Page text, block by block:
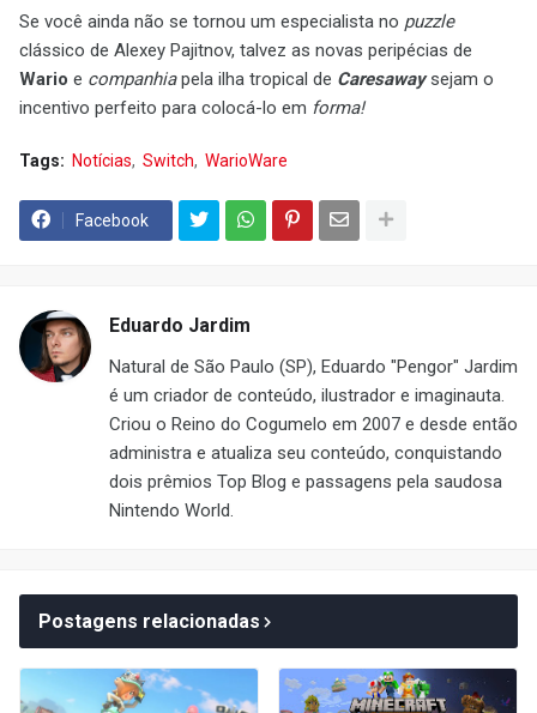
Se você ainda não se tornou um especialista no puzzle
clássico de Alexey Pajitnov, talvez as novas peripécias de
Wario e companhiapela ilha tropical de Caresawaysejam o
incentivo perfeito para colocá-lo em forma!
Tags: Notícias Switch WarioWare
Facebook
Eduardo Jardim
Natural de São Paulo (SP), Eduardo "Pengor" Jardim
é um criador de conteúdo, ilustrador e imaginauta.
Criou o Reino do Cogumelo em 2007 e desde então
administra e atualiza seu conteúdo, conquistando
dois prêmios Top Blog e passagens pela saudosa
Nintendo World.
Postagens relacionadas